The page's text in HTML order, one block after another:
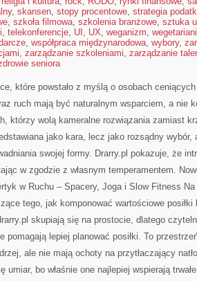
, skansen, stopy procentowe, strategia
, szkoła filmowa, szkolenia branżowe, sztuka
, telekonferencje, UI , UX, weganizm,
, współpraca międzynarodowa, wybory,
, zarządzanie szkoleniami, zarządzanie
seniora
które powstało z myślą o osobach
ruch mają być naturalnym wsparciem, a nie
którzy wolą kameralne rozwiązania zamiast
jako kara, lecz jako rozsądny wybór,
swojej formy. Drarry.pl pokazuje, że
w zgodzie z własnym temperamentem.
w Ruchu – Spacery, Joga i Slow Fitness
tego, jak komponować wartościowe
skupiają się na prostocie, dlatego
pomagają lepiej planować posiłki. To
ale nie mają ochoty na przytłaczający
umiar, bo właśnie one najlepiej wspierają